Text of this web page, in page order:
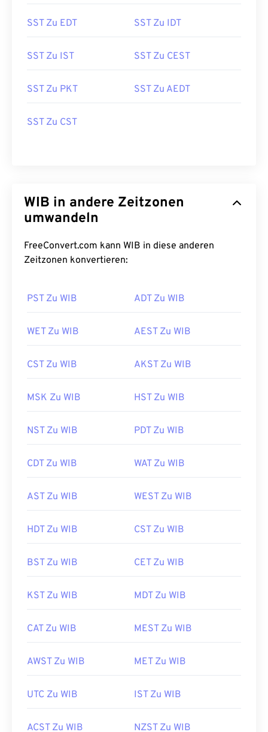
SST Zu EDT SST Zu IDT
SST Zu IST SST Zu CEST
SST Zu PKT SST Zu AEDT
SST Zu CST
WIB in andere Zeitzonen
umwandeln
FreeConvert.com kann WIB in diese anderen
Zeitzonen konvertieren:
PST Zu WIB ADT Zu WIB
WET Zu WIB AEST Zu WIB
CST Zu WIB AKST Zu WIB
MSK Zu WIB HST Zu WIB
NST Zu WIB PDT Zu WIB
CDT Zu WIB WAT Zu WIB
AST Zu WIB WEST Zu WIB
HDT Zu WIB CST Zu WIB
BST Zu WIB CET Zu WIB
KST Zu WIB MDT Zu WIB
CAT Zu WIB MEST Zu WIB
AWST Zu WIB MET Zu WIB
UTC Zu WIB IST Zu WIB
ACST Zu WIB NZST Zu WIB